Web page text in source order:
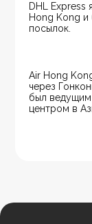
DHL Express
Hong Kong и
посылок.
Air Hong
через
был ведущим
центром в